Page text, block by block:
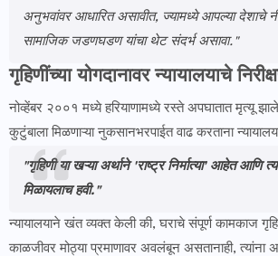
अनुभवांवर आधारित असावीत, ज्यामध्ये आपल्या देशाचे
सामाजिक जडणघडण यांचा थेट संदर्भ असावा."
गृहिणींच्या योगदानावर न्यायालयाचे
​नोव्हेंबर २००१ मध्ये हरियाणामध्ये रस्ते अपघातात मृत्यू
कुटुंबाला मिळणाऱ्या नुकसानभरपाईत वाढ करताना
"गृहिणी या खऱ्या अर्थाने 'राष्ट्र निर्मात्या' आहेत आणि
मिळायलाच हवी."
न्यायालयाने खंत व्यक्त केली की, घराचे संपूर्ण कामकाज
काळजीवर मोठ्या प्रमाणावर अवलंबून असतानाही, त्यांना